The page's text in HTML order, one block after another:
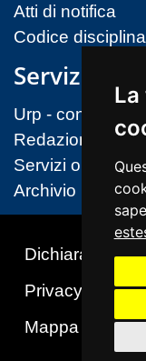
Atti di notifica
Codice
Servizi
Urp - contatti
Redazione sito
Servizi on-line
Archivio
Dichiarazione
Privacy &
Mappa del sito